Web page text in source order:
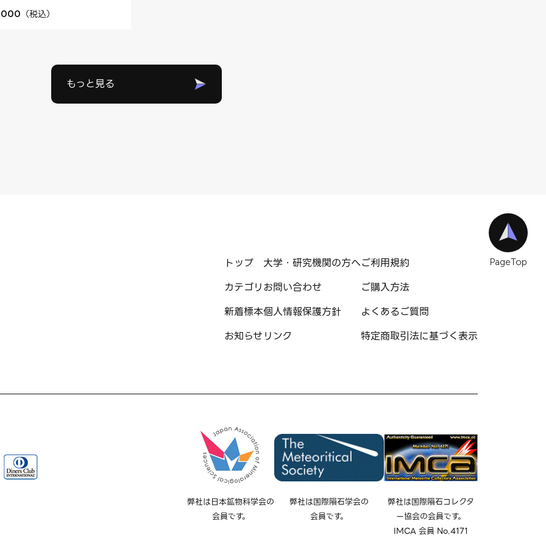
（税込）
もっと見る
PageTop
トップ
カテゴリ
新着標本
お知らせ
大学・研究機関の方へ
お問い合わせ
個人情報保護方針
リンク
ご利用規約
ご購入方法
よくあるご質問
特定商取引法に基づく表示
弊社は日本鉱物科学会の
会員です。
弊社は国際隕石学会の
会員です。
弊社は国際隕石コレクタ
ー協会の会員です。
IMCA 会員 No.4171